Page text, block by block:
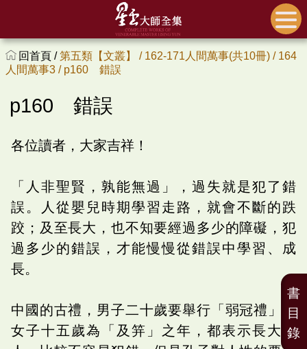
回首頁 /第五類【文叢】 / 162-171人間萬事(共10冊) / 164
人間萬事3 / p160 錯誤
p160 錯誤
各位讀者，大家吉祥！
「人非聖賢，孰能無過」，過失就是犯了錯
誤。人從嬰兒時期學習走路，就會不斷的跌
跤；及至長大，也不知要經過多少的障礙，犯
過多少的錯誤，才能慢慢從錯誤中學習、成
長。
中國的古禮，男子二十歲要舉行「弱冠禮」，
女子十五歲為「及笄」之年，都表示長大成
書
目
錄